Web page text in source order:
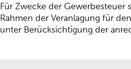
Für Zwecke der Gewerbesteuer
Rahmen der Veranlagung für
unter Berücksichtigung der